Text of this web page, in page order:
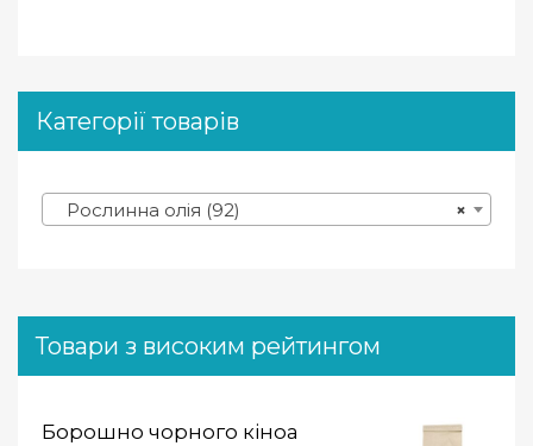
Категорії товарів
×
Рослинна олія (92)
Товари з високим рейтингом
Борошно чорного кіноа